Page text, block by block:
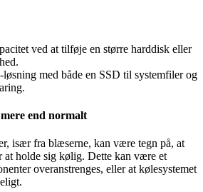
ved at tilføje en større harddisk eller
med både en SSD til systemfiler og
end normalt
især fra blæserne, kan være tegn på, at
at holde sig kølig. Dette kan være et
overanstrenges, eller at kølesystemet